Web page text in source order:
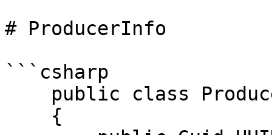
# ProducerInfo
```csharp